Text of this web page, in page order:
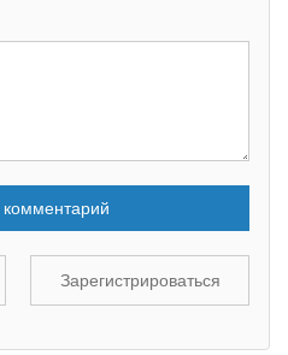
комментарий
Зарегистрироваться